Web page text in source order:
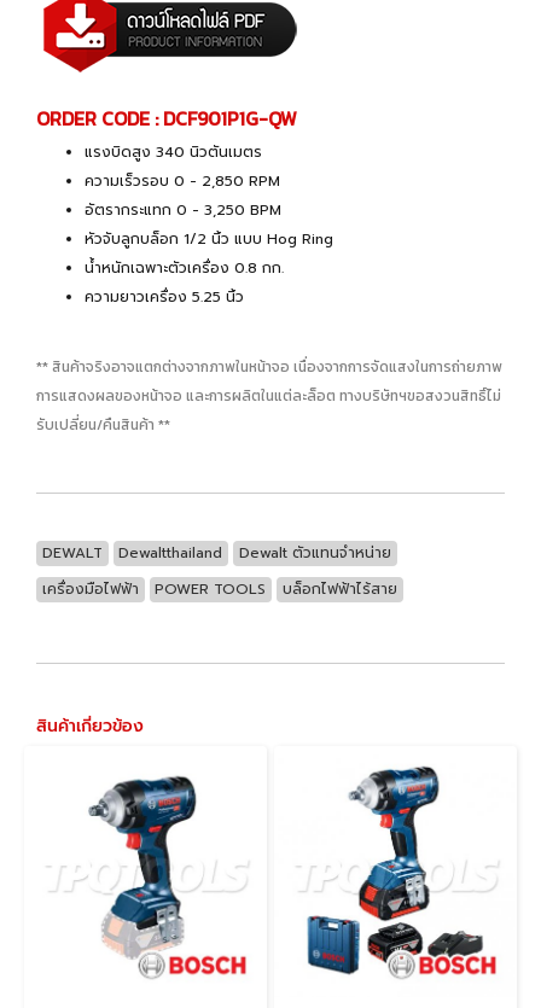
ORDER CODE : DCF901P1G-QW
แรงบิดสูง 340 นิวตันเมตร
ความเร็วรอบ 0 - 2,850 RPM
อัตรากระแทก 0 - 3,250 BPM
หัวจับลูกบล็อก 1/2 นิ้ว แบบ Hog Ring
น้ำหนักเฉพาะตัวเครื่อง 0.8 กก.
ความยาวเครื่อง 5.25 นิ้ว
** สินค้าจริงอาจแตกต่างจากภาพในหน้าจอ เนื่องจากการจัดแสงในการถ่ายภาพ
การแสดงผลของหน้าจอ และการผลิตในแต่ละล็อต ทางบริษัทฯขอสงวนสิทธิ์ไม่
รับเปลี่ยน/คืนสินค้า **
DEWALT Dewaltthailand
Dewalt ตัวแทนจำหน่าย
เครื่องมือไฟฟ้า
POWER TOOLS บล็อกไฟฟ้าไร้สาย
สินค้าเกี่ยวข้อง